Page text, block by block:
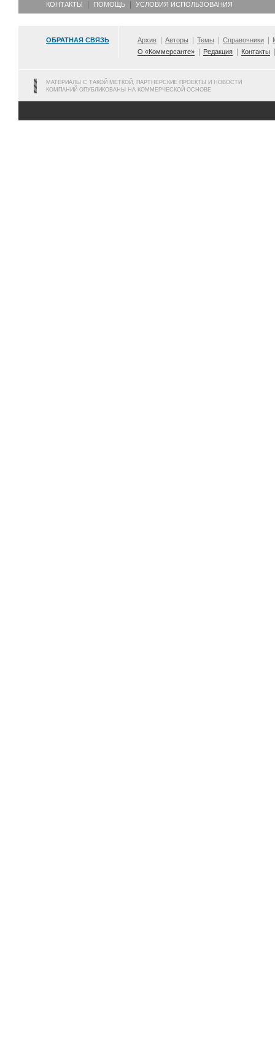
КОНТАКТЫ ПОМОЩЬ УСЛОВИЯ ИСПОЛЬЗОВАНИЯ
ОБРАТНАЯ СВЯЗЬ Архив Авторы Темы Справочники
О «Коммерсанте»
Редакция Контакты
МАТЕРИАЛЫ С ТАКОЙ МЕТКОЙ, ПАРТНЕРСКИЕ ПРОЕКТЫ И НОВОСТИ
КОМПАНИЙ ОПУБЛИКОВАНЫ НА КОММЕРЧЕСКОЙ ОСНОВЕ